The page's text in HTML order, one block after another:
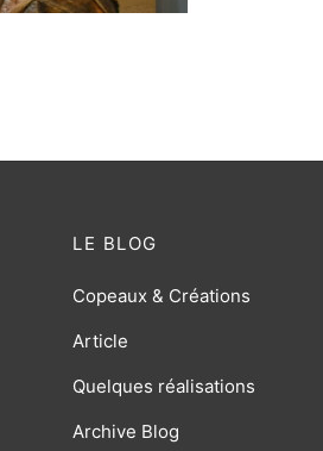
LE BLOG
Copeaux & Créations
Article
Quelques réalisations
Archive Blog